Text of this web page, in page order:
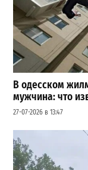
В одесском
мужчина: что
27-07-2026 в 13:47